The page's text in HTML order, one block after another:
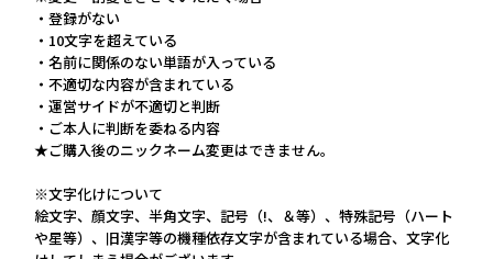
・登録がない
・10文字を超えている
・名前に関係のない単語が入っている
・不適切な内容が含まれている
・運営サイドが不適切と判断
・ご本人に判断を委ねる内容
★ご購入後のニックネーム変更はできません。
※文字化けについて
絵文字、顔文字、半角文字、記号（!、＆等）、特殊記号（ハート
や星等）、旧漢字等の機種依存文字が含まれている場合、文字化